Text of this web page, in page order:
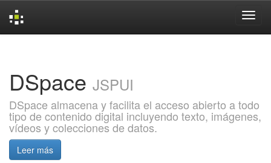
DSpace JSPUI
DSpace almacena y facilita el acceso abierto a todo
tipo de contenido digital incluyendo texto, imágenes,
vídeos y colecciones de datos.
Leer más